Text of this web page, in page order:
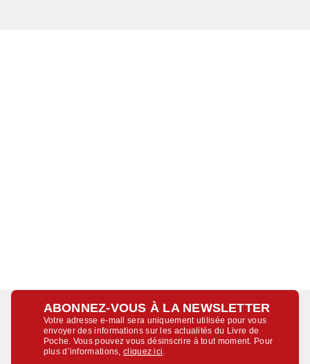
ABONNEZ-VOUS À LA NEWSLETTER
Votre adresse e-mail sera uniquement utilisée pour vous
envoyer des informations sur les actualités du Livre de
Poche. Vous pouvez vous désinscrire à tout moment. Pour
plus d’informations,cliquez ici